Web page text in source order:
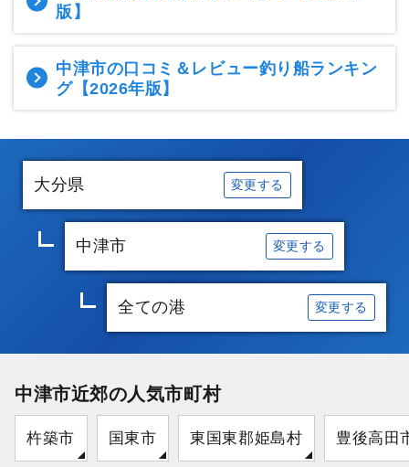
版】
中津市の口コミ＆レビュー釣り船ランキン
グ【2026年版】
大分県 変更する
中津市 変更する
全ての港 変更する
中津市近郊の人気市町村
杵築市 国東市 東国東郡姫島村 豊後高田